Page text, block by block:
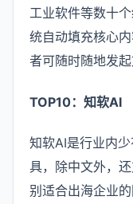
工业软件等数十
统自动填充核心
者可随时随地发起
TOP10：知软AI
知软AI是行业内
具，除中文外，
别适合出海企业